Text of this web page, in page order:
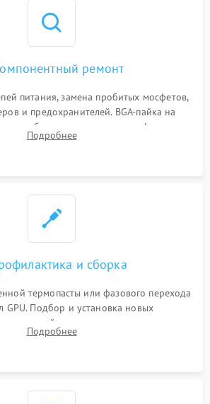
ремонт
питания, замена пробитых мосфетов,
и предохранителей. BGA-пайка на
реболлинг или замена графического
памяти GDDR. Прошивка BIOS
Подробнее
и сборка
термопасты или фазового перехода
GPU. Подбор и установка новых
правильной толщины на память и цепи
и бэкплейта, подключение и
Подробнее